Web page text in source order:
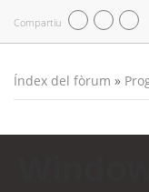
Compartiu
Índex del fòrum »